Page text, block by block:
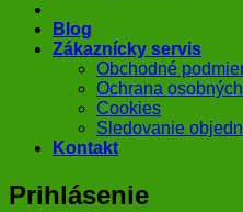
Blog
Zákaznícky servis
Obchodné
Ochrana
Cookies
Sledovanie
Kontakt
Prihlásenie